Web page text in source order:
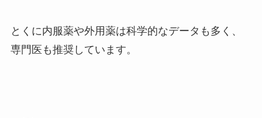
とくに内服薬や外用薬は科学的なデータも多く、
専門医も推奨しています。